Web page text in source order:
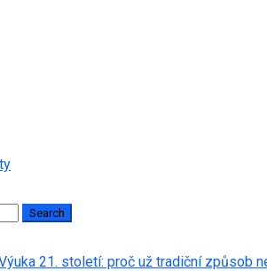
21. století: proč už tradiční způsob